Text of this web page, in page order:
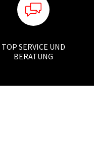
TOP SERVICE UND
BERATUNG